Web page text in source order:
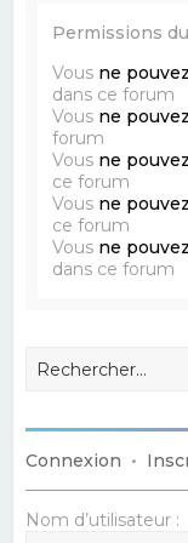
Permissions
Vous ne
dans ce forum
Vous ne
forum
Vous ne
ce forum
Vous ne
ce forum
Vous ne
dans ce forum
Connexion •
Nom d’utilisateur :